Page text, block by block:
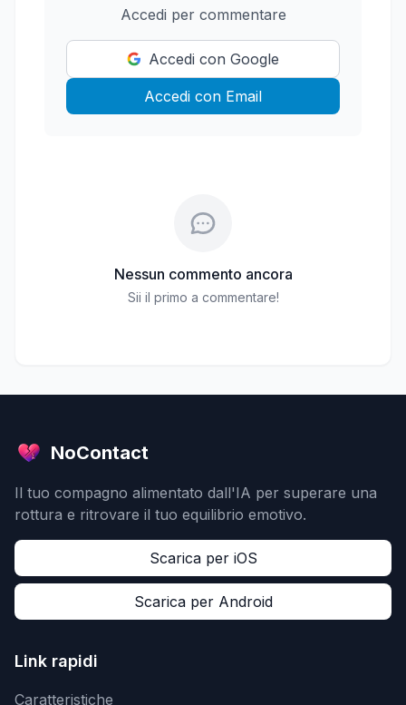
Accedi per commentare
Accedi con Google
Accedi con Email
Nessun commento ancora
Sii il primo a commentare!
NoContact
Il tuo compagno alimentato dall'IA per superare una
rottura e ritrovare il tuo equilibrio emotivo.
Scarica per iOS
Scarica per Android
Link rapidi
Caratteristiche